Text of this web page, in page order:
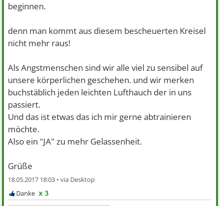
beginnen.
denn man kommt aus diesem bescheuerten Kreisel
nicht mehr raus!
Als Angstmenschen sind wir alle viel zu sensibel auf
unsere körperlichen geschehen. und wir merken
buchstäblich jeden leichten Lufthauch der in uns
passiert.
Und das ist etwas das ich mir gerne abtrainieren
möchte.
Also ein "JA" zu mehr Gelassenheit.
Grüße
18.05.2017 18:03 •
x 3